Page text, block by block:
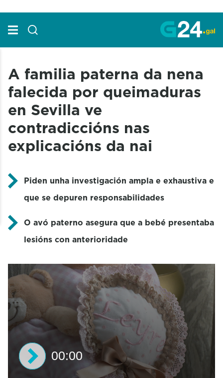
A familia paterna da nena
falecida por queimaduras
en Sevilla ve
contradiccións nas
explicacións da nai
Piden unha investigación ampla e exhaustiva e
que se depuren responsabilidades
O avó paterno asegura que a bebé presentaba
lesións con anterioridade
00:00